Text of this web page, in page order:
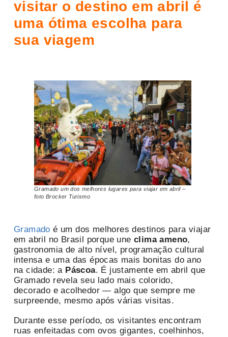
visitar o destino em abril é
uma ótima escolha para
sua viagem
Gramado um dos melhores lugares para viajar em abril –
foto Brocker Turismo
Gramadoé um dos melhores destinos para viajar
em abril no Brasil porque une clima ameno,
gastronomia de alto nível, programação cultural
intensa e uma das épocas mais bonitas do ano
na cidade: a Páscoa. É justamente em abril que
Gramado revela seu lado mais colorido,
decorado e acolhedor — algo que sempre me
surpreende, mesmo após várias visitas.
Durante esse período, os visitantes encontram
ruas enfeitadas com ovos gigantes, coelhinhos,